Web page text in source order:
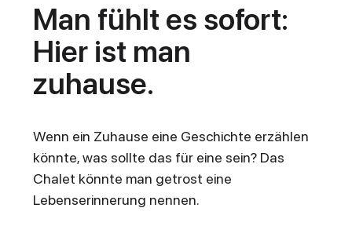
Das große Wohnzimmer
mit Ess- und Loungebereich sowie Smart-TV
Man fühlt es sofort:
Hier ist man
zuhause.
Wenn ein Zuhause eine Geschichte erzählen
könnte, was sollte das für eine sein? Das
Chalet könnte man getrost eine
Lebenserinnerung nennen.